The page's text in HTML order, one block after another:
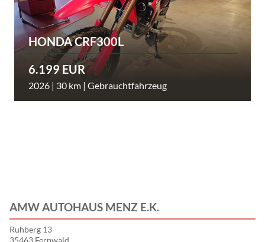
HONDA CRF300L
6.199 EUR
2026 | 30 km | Gebrauchtfahrzeug
AMW AUTOHAUS MENZ E.K.
Ruhberg 13